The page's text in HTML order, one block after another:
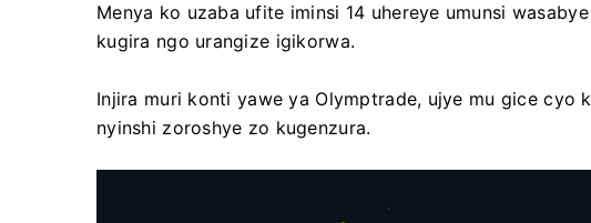
Menya ko uzaba ufite iminsi 14 uhereye umunsi
kugira ngo urangize igikorwa.
Injira muri konti yawe ya Olymptrade, ujye mu gice cyo
nyinshi zoroshye zo kugenzura.